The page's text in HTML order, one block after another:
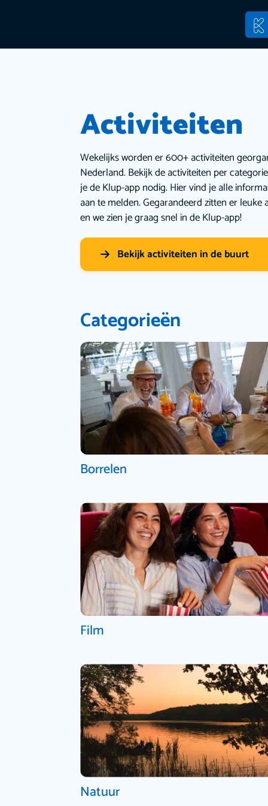
Activiteiten
Wekelijks worden er 600+ activiteiten
Nederland. Bekijk de activiteiten per
je de Klup-app nodig. Hier vind je alle
aan te melden. Gegarandeerd zitten er
en we zien je graag snel in de Klup-app!
Bekijk activiteiten in de buurt
Categorieën
Borrelen
Film
Natuur